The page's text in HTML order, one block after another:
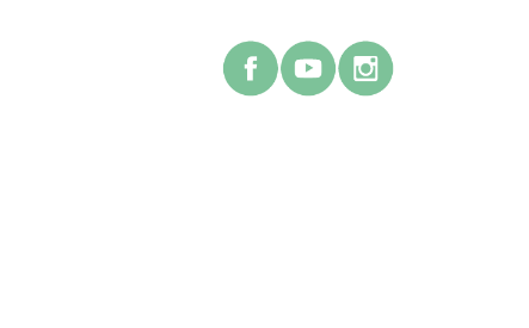
facebook